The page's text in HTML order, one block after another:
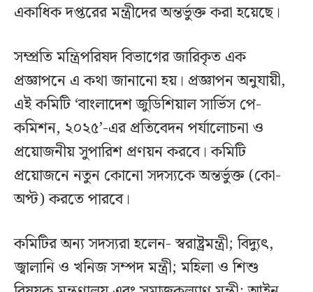
একাধিক দপ্তরের মন্ত্রীদের অন্তর্ভুক্ত করা হয়েছে।
সম্প্রতি মন্ত্রিপরিষদ বিভাগের জারিকৃত এক
প্রজ্ঞাপনে এ কথা জানানো হয়। প্রজ্ঞাপন অনুযায়ী,
এই কমিটি ‘বাংলাদেশ জুডিশিয়াল সার্ভিস পে-
কমিশন, ২০২৫’-এর প্রতিবেদন পর্যালোচনা ও
প্রয়োজনীয় সুপারিশ প্রণয়ন করবে। কমিটি
প্রয়োজনে নতুন কোনো সদস্যকে অন্তর্ভুক্ত (কো-
অপ্ট) করতে পারবে।
কমিটির অন্য সদস্যরা হলেন- স্বরাষ্ট্রমন্ত্রী; বিদ্যুৎ,
জ্বালানি ও খনিজ সম্পদ মন্ত্রী; মহিলা ও শিশু